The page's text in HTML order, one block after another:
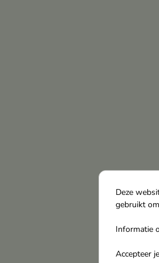
Deze
gebruikt
Informatie
Accepteer